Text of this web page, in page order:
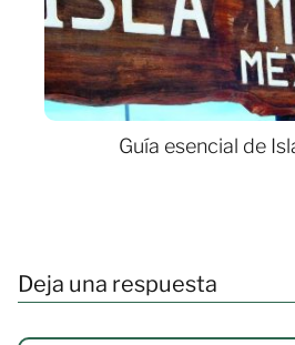
Guía esencial de
Deja una respuesta